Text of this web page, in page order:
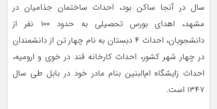
سال در آنجا ساکن بود، احداث ساختمان جذامیان در
مشهد، اهدای بورس تحصیلی به حدود ۱۰۰ نفر از
دانشجویان، احداث ۴ دبستان به نام چهار تن از دانشمندان
در چهار شهر کشور، احداث کارخانه قند در خوی و ارومیه،
احداث زایشگاه ام‌البنین بنام مادر خود در بابل طی سال
۱۳۴۷ است.